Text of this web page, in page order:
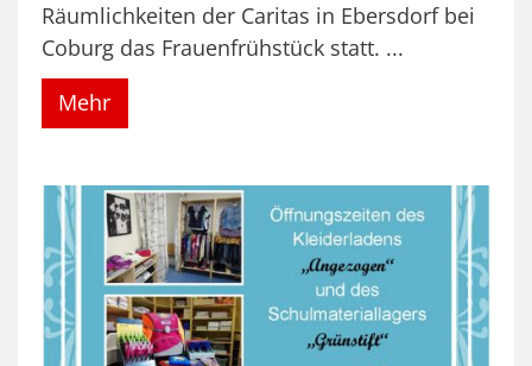
Räumlichkeiten der Caritas in Ebersdorf bei
Coburg das Frauenfrühstück statt. ...
Mehr